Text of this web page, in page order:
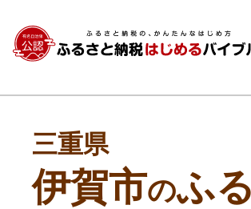
三重県
伊賀市のふ